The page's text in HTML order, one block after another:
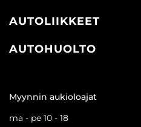
AUTOLIIKKEET
AUTOHUOLTO
Myynnin aukioloajat
ma - pe 10 - 18